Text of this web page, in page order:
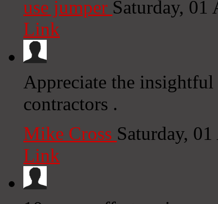
use jumper Saturday,
Link
Appreciate the
contractors .
Mike Cross Saturday,
Link